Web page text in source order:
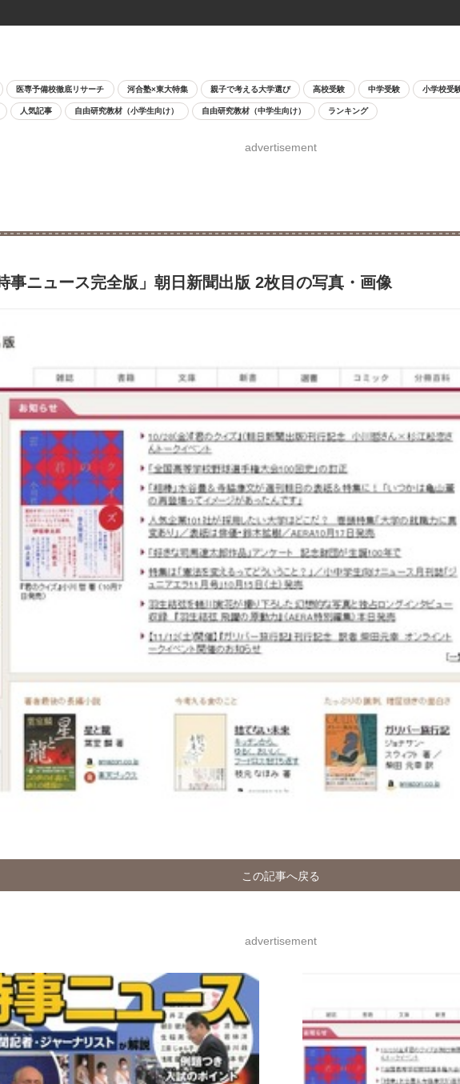
医専予備校徹底リサーチ 河合塾×東大特集 親子で考える大学選び 高校受験 中学受験 小学校受
人気記事 自由研究教材（小学生向け） 自由研究教材（中学生向け） ランキング
advertisement
事ニュース完全版」朝日新聞出版 2枚目の写真・画像
この記事へ戻る
advertisement